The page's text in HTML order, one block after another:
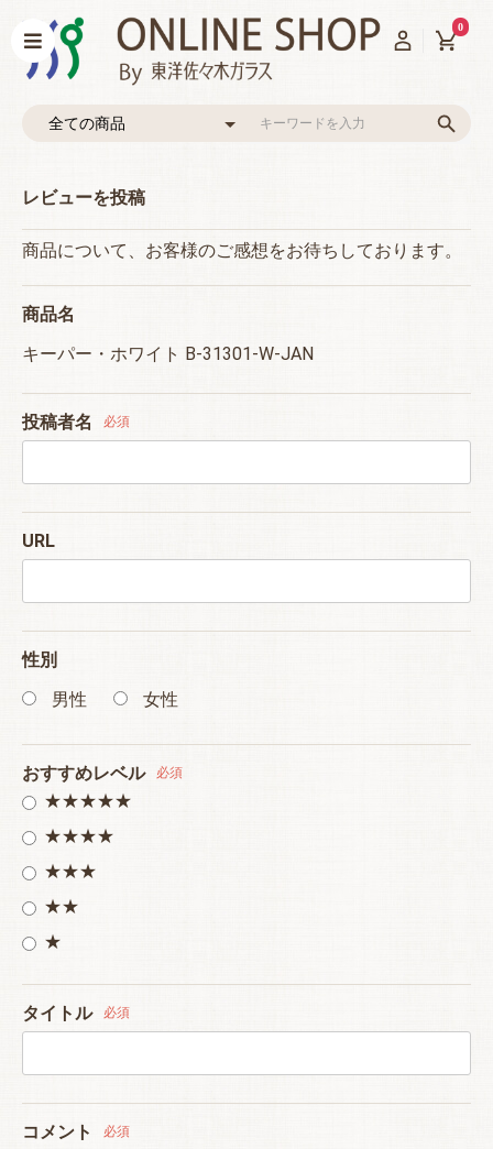
0
レビューを投稿
商品について、お客様のご感想をお待ちしております。
商品名
キーパー・ホワイト B-31301-W-JAN
投稿者名 必須
URL
性別
男性
女性
おすすめレベル 必須
★★★★★
★★★★
★★★
★★
★
タイトル 必須
コメント 必須